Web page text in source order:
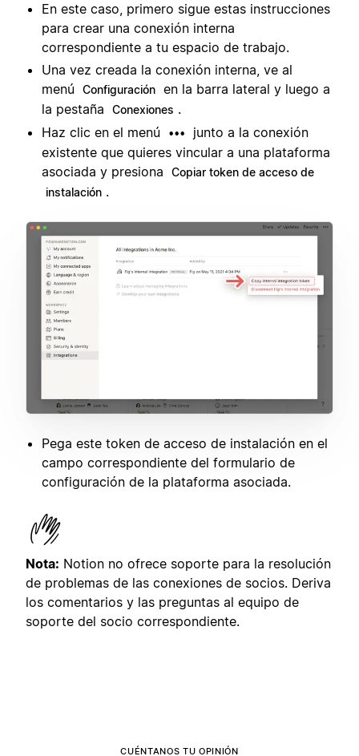
En este caso, primero sigue estas instrucciones
para crear una conexión interna
correspondiente a tu espacio de trabajo.
Una vez creada la conexión interna, ve al
menú
Configuración en la barra lateral y luego a
la pestaña
Conexiones .
Haz clic en el menú
•••
junto a la conexión
existente que quieres vincular a una plataforma
asociada y presiona
Copiar token de acceso de
instalación .
Pega este token de acceso de instalación en el
campo correspondiente del formulario de
configuración de la plataforma asociada.
Nota: Notion no ofrece soporte para la resolución
de problemas de las conexiones de socios. Deriva
los comentarios y las preguntas al equipo de
soporte del socio correspondiente.
CUÉNTANOS TU OPINIÓN